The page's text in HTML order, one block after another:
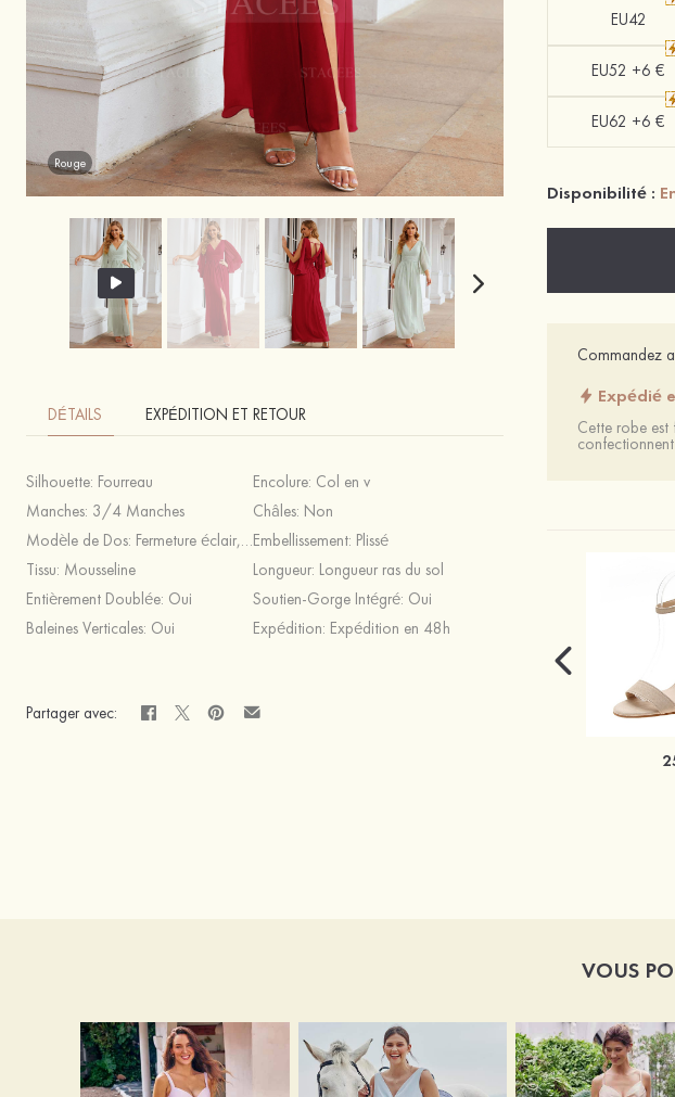
Rouge
DÉTAILS EXPÉDITION ET RETOUR
Silhouette: Fourreau Encolure: Col en v
Manches: 3/4 Manches Châles: Non
Modèle de Dos: Fermeture éclair,Bretelles Croisées Embellissement: Plissé
Tissu: Mousseline Longueur: Longueur ras du sol
Entièrement Doublée: Oui Soutien-Gorge Intégré: Oui
Baleines Verticales: Oui Expédition: Expédition en 48h
Partager avec:
EU42
EU52 +6 €
EU62 +6 €
Disponibilité :
Commandez
Expédié
Cette robe est
VOUS